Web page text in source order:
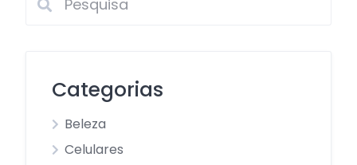
Categorias
Beleza
Celulares